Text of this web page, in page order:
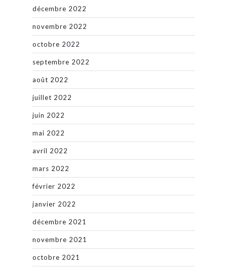
décembre 2022
novembre 2022
octobre 2022
septembre 2022
août 2022
juillet 2022
juin 2022
mai 2022
avril 2022
mars 2022
février 2022
janvier 2022
décembre 2021
novembre 2021
octobre 2021